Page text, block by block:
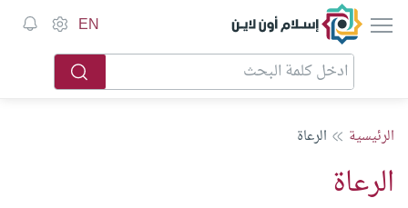
إسلام أون لاين EN
الرئيسية الرعاة
الرعاة